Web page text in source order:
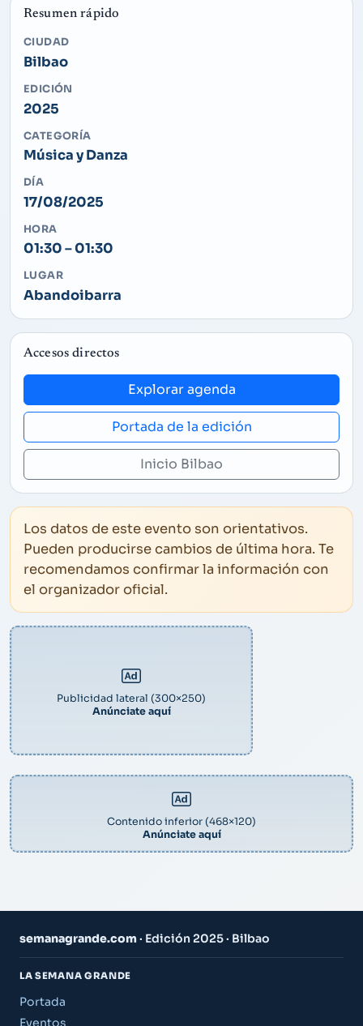
Resumen rápido
CIUDAD
Bilbao
EDICIÓN
2025
CATEGORÍA
Música y Danza
DÍA
17/08/2025
HORA
01:30 – 01:30
LUGAR
Abandoibarra
Accesos directos
Explorar agenda
Portada de la edición
Inicio Bilbao
Los datos de este evento son orientativos.
Pueden producirse cambios de última hora. Te
recomendamos confirmar la información con
el organizador oficial.
Publicidad lateral (300×250)
Anúnciate aquí
Contenido inferior (468×120)
Anúnciate aquí
semanagrande.com· Edición 2025 · Bilbao
LA SEMANA GRANDE
Portada